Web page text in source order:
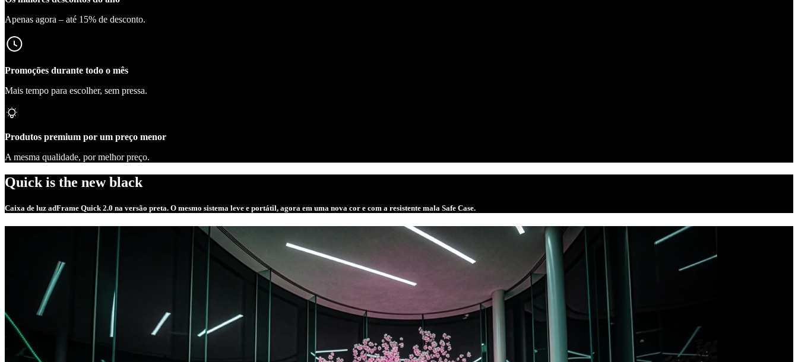
Apenas agora – até 15% de desconto.
Promoções durante todo o mês
Mais tempo para escolher, sem pressa.
Produtos premium por um preço menor
A mesma qualidade, por melhor preço.
Quick is the new black
Caixa de luz adFrame Quick 2.0 na versão preta. O mesmo sistema leve e portátil, agora em uma nova cor e com a resistente mala Safe Case.